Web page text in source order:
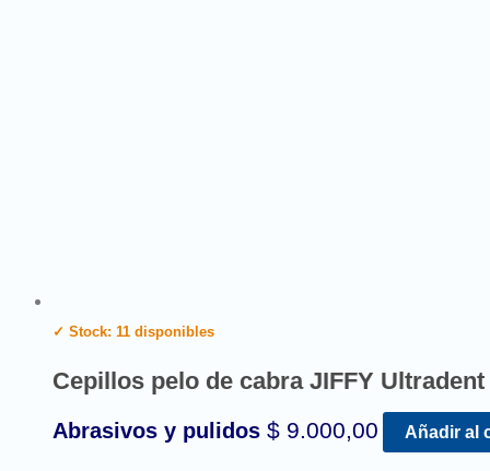
✓ Stock: 11 disponibles
Cepillos pelo de cabra JIFFY Ultradent
Abrasivos y pulidos $ 9.000,00 Añadir al